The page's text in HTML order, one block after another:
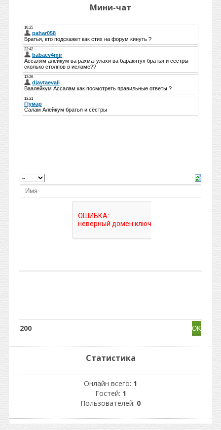
Мини-чат
200
Статистика
Онлайн всего: 1
Гостей: 1
Пользователей: 0